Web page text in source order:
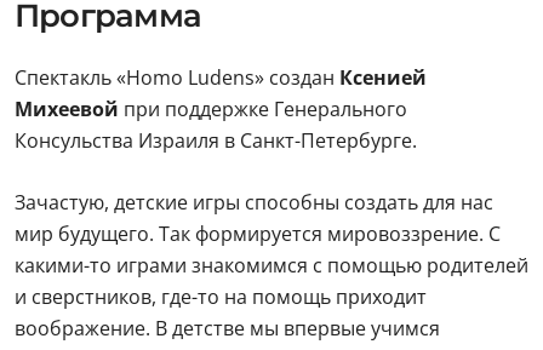
Программа
Спектакль «Homo Ludens» создан Ксенией
Михеевой при поддержке Генерального
Консульства Израиля в Санкт-Петербурге.
Зачастую, детские игры способны создать для нас
мир будущего. Так формируется мировоззрение. С
какими-то играми знакомимся с помощью родителей
и сверстников, где-то на помощь приходит
воображение. В детстве мы впервые учимся